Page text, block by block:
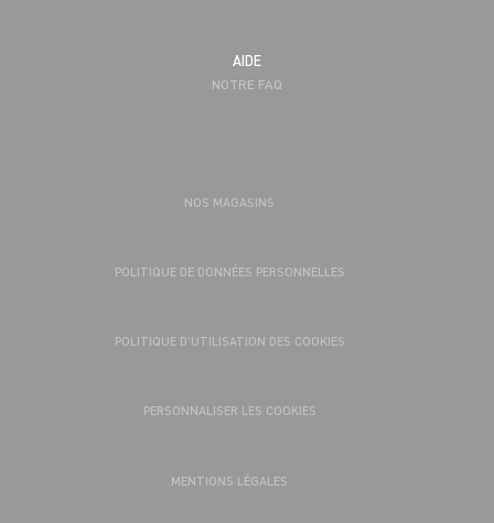
AIDE
NOTRE FAQ
NOS MAGASINS
POLITIQUE DE DONNÉES PERSONNELLES
POLITIQUE D’UTILISATION DES COOKIES
PERSONNALISER LES COOKIES
MENTIONS LÉGALES